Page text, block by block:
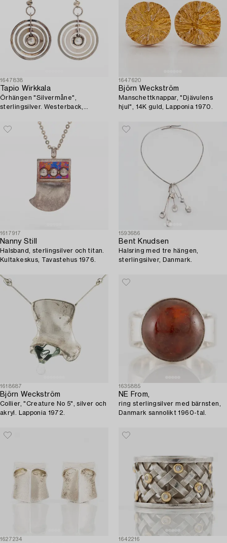
1647838
Tapio Wirkkala
Örhängen "Silvermåne",
sterlingsilver. Westerback,
1647620
Björn Weckström
Manschettknappar, "Djävulens
hjul", 14K guld, Lapponia 1970.
1617917
Nanny Still
Halsband, sterlingsilver och titan.
Kultakeskus, Tavastehus 1976.
1593686
Bent Knudsen
Halsring med tre hängen,
sterlingsilver, Danmark.
1618687
Björn Weckström
Collier, "Creature No 5", silver och
akryl. Lapponia 1972.
1635885
NE From,
ring sterlingsilver med bärnsten,
Danmark sannolikt 1960-tal.
1627234 1642216